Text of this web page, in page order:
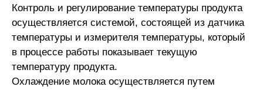
Контроль и регулирование температуры продукта
осуществляется системой, состоящей из датчика
температуры и измерителя температуры, который
в процессе работы показывает текущую
температуру продукта.
Охлаждение молока осуществляется путем